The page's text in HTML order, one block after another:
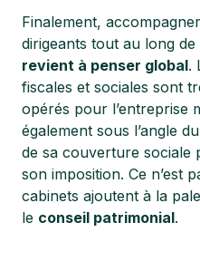
Finalement,
dirigeants tout au long
revient à penser global.
fiscales et sociales sont
opérés pour l’entreprise
également sous l’angle
de sa couverture sociale
son imposition. Ce n’est
cabinets ajoutent à la
le conseil patrimonial.